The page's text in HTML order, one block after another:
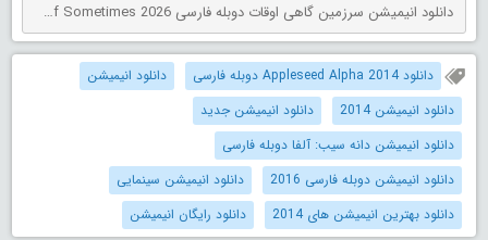
دانلود انیمیشن سرزمین گاهی اوقات دوبله فارسی The Land of Sometimes 2026
دانلود Appleseed Alpha 2014 دوبله فارسی
دانلود انیمیشن
دانلود انیمیشن 2014
دانلود انیمیشن جدید
دانلود انیمیشن دانه سیب: آلفا دوبله فارسی
دانلود انیمیشن دوبله فارسی 2016
دانلود انیمیشن سینمایی
دانلود بهترین انیمیشن های 2014
دانلود رایگان انیمیشن